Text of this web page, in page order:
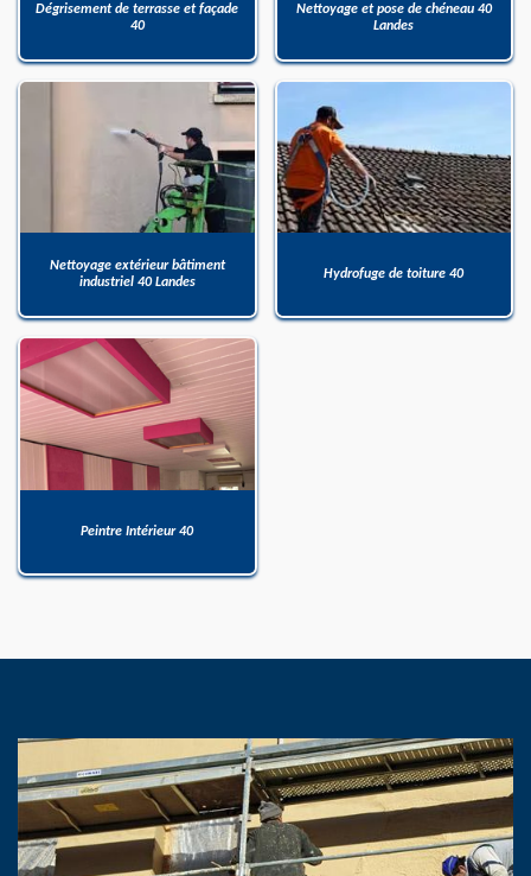
Dégrisement de terrasse et façade
40
Nettoyage et pose de chéneau 40
Landes
Nettoyage extérieur bâtiment
industriel 40 Landes
Hydrofuge de toiture 40
Peintre Intérieur 40